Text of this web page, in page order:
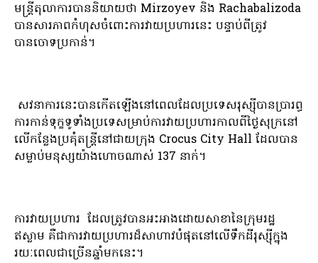
មន្ត្រីតុលាការបាននិយាយថា Mirzoyev និង Rachabalizoda
បានសារភាពកំហុសចំពោះការវាយប្រហារនេះ បន្ទាប់ពីត្រូវ
បានចោទប្រកាន់។
សវនាការនេះបានកើតឡើងនៅពេលដែលប្រទេសរុស្ស៊ីបានប្រារព្ធ
ការកាន់ទុក្ខទូទាំងប្រទេសម្រាប់ការវាយប្រហារកាលពីថ្ងៃសុក្រនៅ
លើកន្លែងប្រគុំតន្ត្រីនៅជាយក្រុង Crocus City Hall ដែលបាន
សម្លាប់មនុស្សយ៉ាងហោចណាស់ 137 នាក់។
ការវាយប្រហារ ដែល​ត្រូវបាន​អះអាង​ដោយ​សាខា​នៃ​ក្រុម​រដ្ឋ​
ឥស្លាម គឺជា​ការវាយប្រហារ​ដ៏​សាហាវ​បំផុត​នៅលើ​ទឹកដី​រុស្ស៊ី​ក្នុង​
រយៈពេល​ជាច្រើន​ឆ្នាំ​មកនេះ​។